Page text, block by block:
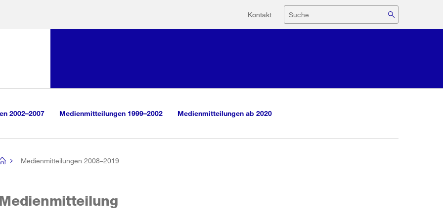
Hilfsnavigation
Kontakt Suche
2002–2007 Medienmitteilungen 1999–2002 Medienmitteilungen ab 2020
Medienmitteilungen 2008–2019